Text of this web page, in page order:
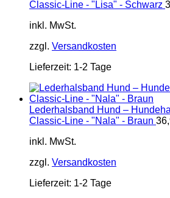
Classic-Line - "Lisa" - Schwarz
inkl. MwSt.
zzgl. Versandkosten
Lieferzeit: 1-2 Tage
Lederhalsband Hund –
Classic-Line - "Nala" - Braun
inkl. MwSt.
zzgl. Versandkosten
Lieferzeit: 1-2 Tage